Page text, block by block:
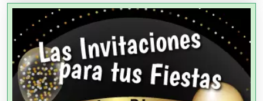
Almacenaje
Alquiler de Autos